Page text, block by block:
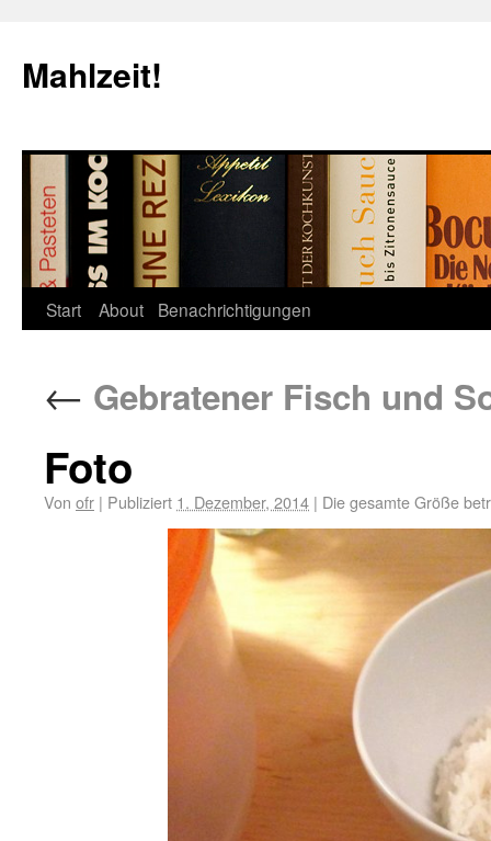
Mahlzeit!
Start About Benachrichtigungen
← Gebratener Fisch und
Foto
Von ofr | Publiziert 1. Dezember, 2014 | Die gesamte Größe